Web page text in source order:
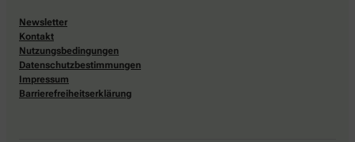
Newsletter
Kontakt
Nutzungsbedingungen
Datenschutzbestimmungen
Impressum
Barrierefreiheitserklärung